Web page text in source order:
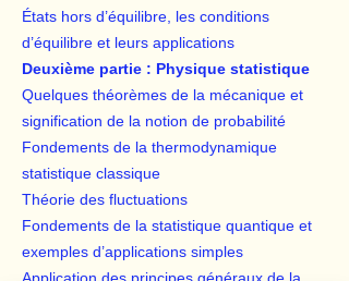
États hors d’équilibre, les conditions
d’équilibre et leurs applications
Deuxième partie : Physique statistique
Quelques théorèmes de la mécanique et
signification de la notion de probabilité
Fondements de la thermodynamique
statistique classique
Théorie des fluctuations
Fondements de la statistique quantique et
exemples d’applications simples